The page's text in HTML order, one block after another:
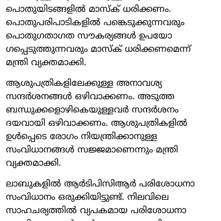
പൊതുയിടങ്ങളിൽ മാസ്ക് ധരിക്കണം.
പൊതുപരിപാടികളിൽ പങ്കെടുക്കുന്നവരും
പൊതു​ഗതാ​ഗത ​സൗകര്യങ്ങൾ ഉപയോ​
ഗപ്പെടുത്തുന്നവരും മാസ്ക് ധരിക്കണമെന്ന്
മന്ത്രി വ്യക്തമാക്കി.
ആശുപത്രികളിലേക്കുള്ള അനാവശ്യ
സന്ദർശനങ്ങൾ ഒഴിവാക്കണം. അടുത്ത
ബന്ധുക്കളൊഴികെയുള്ളവർ സന്ദർശനം
ദയവായി ഒഴിവാക്കണം. ആശുപത്രികളിൽ
ഉൾപ്പെടെ രോ​ഗം നിയന്ത്രിക്കാനുള്ള
സംവിധാനങ്ങൾ സജ്ജമാണെന്നും മന്ത്രി
വ്യക്തമാക്കി.
ലാബുകളിൽ ആർടിപിസിആർ പരിശോധനാ
സംവിധാനം ഒരുക്കിയിട്ടുണ്ട്. നിലവിലെ
സാഹചര്യത്തിൽ വ്യപകമായ പരിശോധനാ